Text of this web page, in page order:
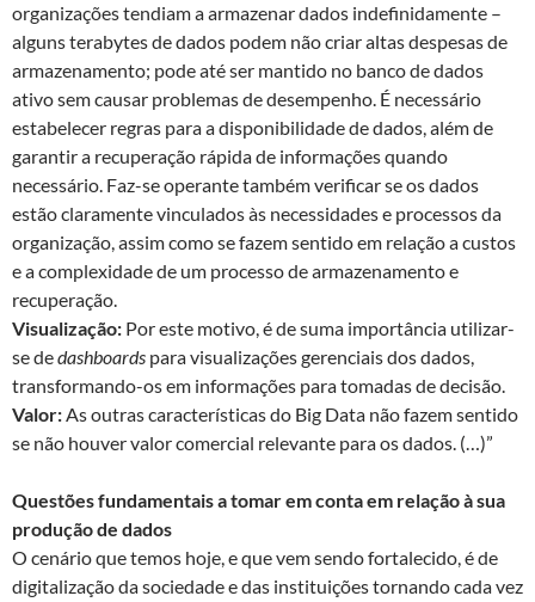
organizações tendiam a armazenar dados indefinidamente –
alguns terabytes de dados podem não criar altas despesas de
armazenamento; pode até ser mantido no banco de dados
ativo sem causar problemas de desempenho. É necessário
estabelecer regras para a disponibilidade de dados, além de
garantir a recuperação rápida de informações quando
necessário. Faz-se operante também verificar se os dados
estão claramente vinculados às necessidades e processos da
organização, assim como se fazem sentido em relação a custos
e a complexidade de um processo de armazenamento e
recuperação.
Visualização: Por este motivo, é de suma importância utilizar-
se dedashboards para visualizações gerenciais dos dados,
transformando-os em informações para tomadas de decisão.
Valor:As outras características do Big Data não fazem sentido
se não houver valor comercial relevante para os dados. (…)”
Questões fundamentais a tomar em conta em relação à sua
produção de dados
O cenário que temos hoje, e que vem sendo fortalecido, é de
digitalização da sociedade e das instituições tornando cada vez